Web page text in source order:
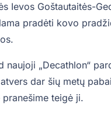
Ievos Goštautaitės-
pradėti kovo
naujoji „Decathlon“
dar šių metų
pranešime teigė ji.